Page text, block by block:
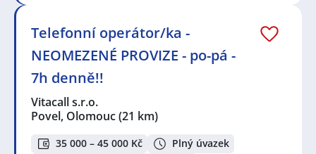
Telefonní operátor/ka -
NEOMEZENÉ PROVIZE - po-pá -
7h denně!!
Vitacall s.r.o.
Povel, Olomouc(21 km)
35 000 – 45 000 Kč
Plný úvazek